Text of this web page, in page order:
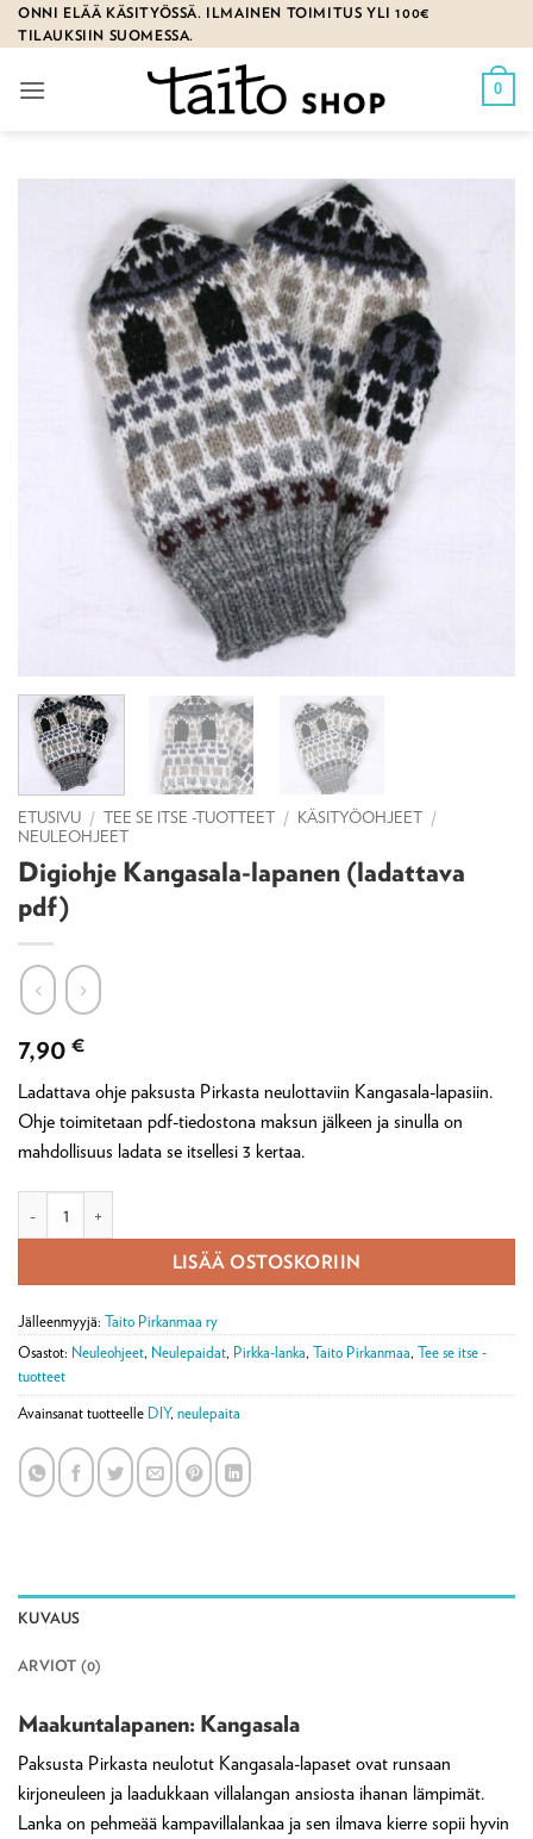
Skip
to
ONNI ELÄÄ KÄSITYÖSSÄ. ILMAINEN TOIMITUS YLI 100€
TILAUKSIIN SUOMESSA.
0
ETUSIVU / TEE SE ITSE -TUOTTEET / KÄSITYÖOHJEET /
NEULEOHJEET
Digiohje Kangasala-lapanen (ladattava
pdf)
7,90 €
Ladattava ohje paksusta Pirkasta neulottaviin Kangasala-lapasiin.
Ohje toimitetaan pdf-tiedostona maksun jälkeen ja sinulla on
mahdollisuus ladata se itsellesi 3 kertaa.
LISÄÄ OSTOSKORIIN
Jälleenmyyjä: Taito Pirkanmaa ry
Osastot: Neuleohjeet, Neulepaidat, Pirkka-lanka, Taito Pirkanmaa, Tee se itse -
tuotteet
Avainsanat tuotteelle DIY, neulepaita
KUVAUS
ARVIOT (0)
Maakuntalapanen: Kangasala
Paksusta Pirkasta neulotut Kangasala-lapaset ovat runsaan
kirjoneuleen ja laadukkaan villalangan ansiosta ihanan lämpimät.
Lanka on pehmeää kampavillalankaa ja sen ilmava kierre sopii hyvin